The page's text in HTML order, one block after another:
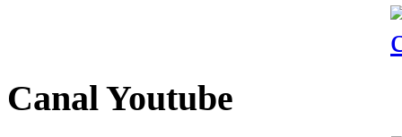
Canal Youtube